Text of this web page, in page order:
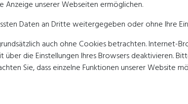
unserer Webseiten ermöglichen.
Daten an Dritte weitergegeben oder ohne Ihre
auch ohne Cookies betrachten. Internet-
die Einstellungen Ihres Browsers deaktivieren.
Sie, dass einzelne Funktionen unserer